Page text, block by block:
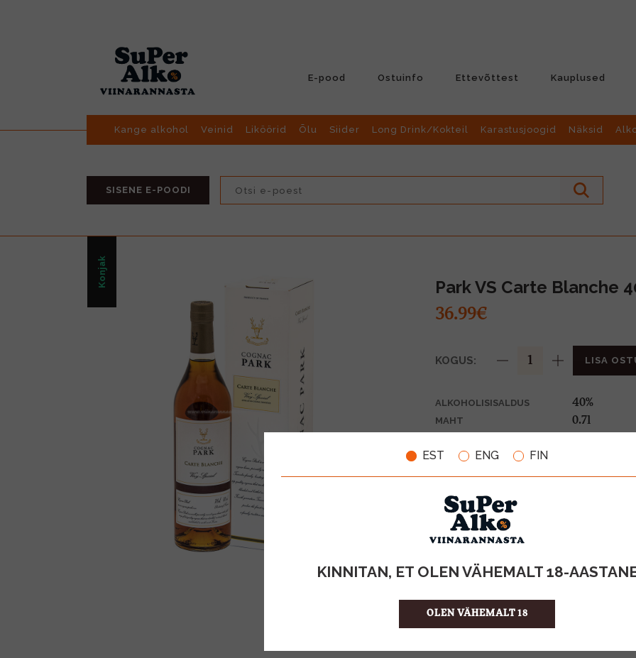
EST ENG FIN
KINNITAN, ET OLEN VÄHEMALT 18-
OLEN VÄHEMALT 18
E-pood Ostuinfo Ettevõttest Kauplused
Kange alkohol Veinid Liköörid Õlu Siider Long Drink/Kokteil Karastusjoogid Näksid
SISENE E-POODI
Konjak Park VS Carte Blanche
36.99€
KOGUS: LISA
ALKOHOLISISALDUS 40%
MAHT 0.7l
TOOTE LIIK
ÜHIKU HIND
KOGUS KASTIS